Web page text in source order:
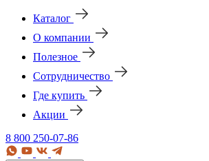
Каталог
О компании
Полезное
Сотрудничество
Где купить
Акции
8 800 250-07-86